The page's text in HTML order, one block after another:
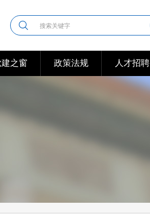
建之窗 政策法规 人才招聘